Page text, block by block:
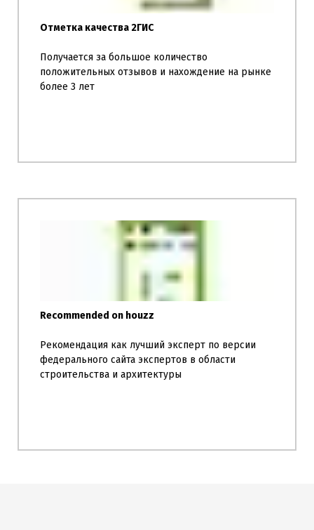
Отметка качества 2ГИС
Получается за большое количество
положительных отзывов и нахождение на рынке
более 3 лет
Recommended on houzz
Рекомендация как лучший эксперт по версии
федерального сайта экспертов в области
строительства и архитектуры